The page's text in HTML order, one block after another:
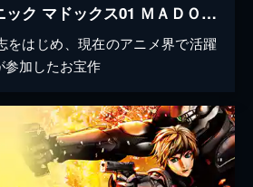
メタルスキンパニック マドックス01 ＭＡＤＯＸ-０１
をはじめ、現在のアニメ界で活躍
参加したお宝作